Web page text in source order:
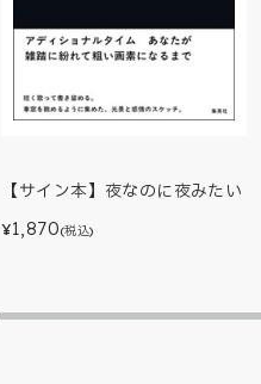
【サイン本】夜なのに夜みたい
¥1,870(税込)